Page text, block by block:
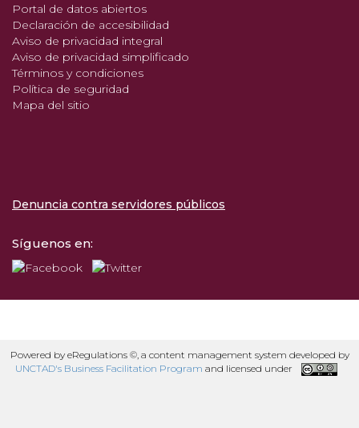
Portal de datos abiertos
Declaración de accesibilidad
Aviso de privacidad integral
Aviso de privacidad simplificado
Términos y condiciones
Política de seguridad
Mapa del sitio
Denuncia contra servidores públicos
Síguenos en:
Powered by eRegulations ©, a content management system developed by
UNCTAD's Business Facilitation Program and licensed under